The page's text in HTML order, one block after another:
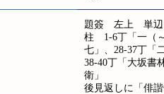
題簽 左上 単辺
柱 1-6丁「一（
七」、28-37丁「
38-40丁「大坂
衛」
後見返しに「俳